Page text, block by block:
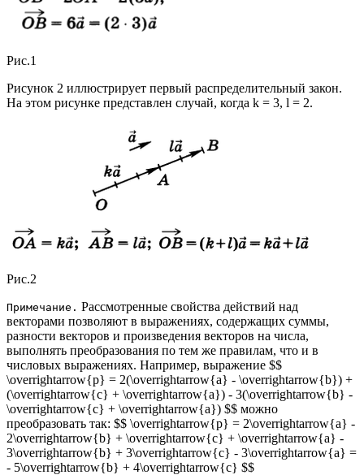
Рис.1
Рисунок 2 иллюстрирует первый распределительный закон.
На этом рисунке представлен случай, когда k = 3, l = 2.
Рис.2
Примечание. Рассмотренные свойства действий над
векторами позволяют в выражениях, содержащих суммы,
разности векторов и произведения векторов на числа,
выполнять преобразования по тем же правилам, что и в
числовых выражениях. Например, выражение $$
\overrightarrow{р} = 2(\overrightarrow{a} - \overrightarrow{b}) +
(\overrightarrow{c} + \overrightarrow{a}) - 3(\overrightarrow{b} -
\overrightarrow{c} + \overrightarrow{a}) $$ можно
преобразовать так: $$ \overrightarrow{р} = 2\overrightarrow{a} -
2\overrightarrow{b} + \overrightarrow{c} + \overrightarrow{a} -
3\overrightarrow{b} + 3\overrightarrow{c} - 3\overrightarrow{a} =
- 5\overrightarrow{b} + 4\overrightarrow{c} $$